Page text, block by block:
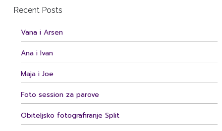
Recent Posts
Vana i Arsen
Ana i Ivan
Maja i Joe
Foto session za parove
Obiteljsko fotografiranje Split